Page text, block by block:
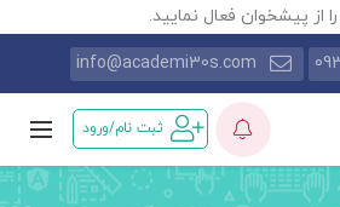
پیشخوان فعال نمایید.
info@academi30s.com
ثبت نام/ورود